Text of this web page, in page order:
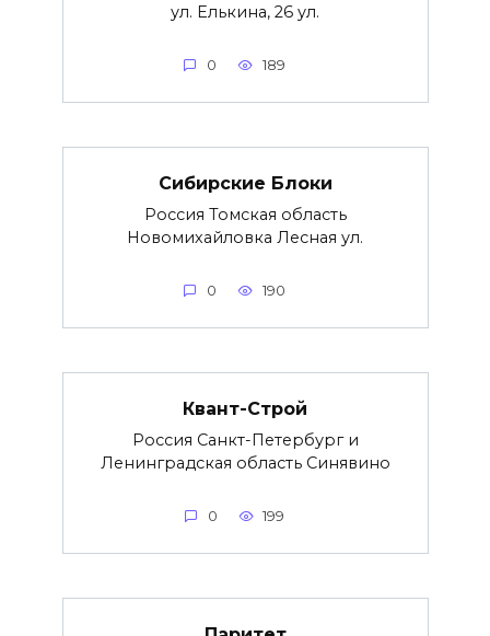
ул. Елькина, 26 ул.
0 189
Сибирские Блоки
Россия Томская область
Новомихайловка Лесная ул.
0 190
Квант-Строй
Россия Санкт-Петербург и
Ленинградская область Синявино
0 199